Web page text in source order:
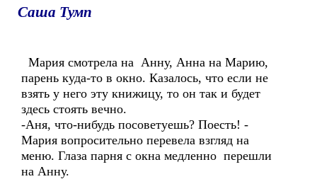
Саша Тумп
Мария смотрела на Анну, Анна на Марию,
парень куда-то в окно. Казалось, что если не
взять у него эту книжицу, то он так и будет
здесь стоять вечно.
-Аня, что-нибудь посоветуешь? Поесть! -
Мария вопросительно перевела взгляд на
меню. Глаза парня с окна медленно перешли
на Анну.